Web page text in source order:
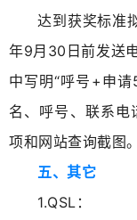
达到获奖标准
年9月30日前发送
中写明“呼号+申请
名、呼号、联系电
项和网站查询截图。
五、其它
1.QSL：